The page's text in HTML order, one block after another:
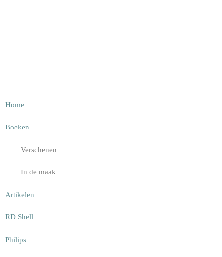
Home
Boeken
Verschenen
In de maak
Artikelen
RD Shell
Philips